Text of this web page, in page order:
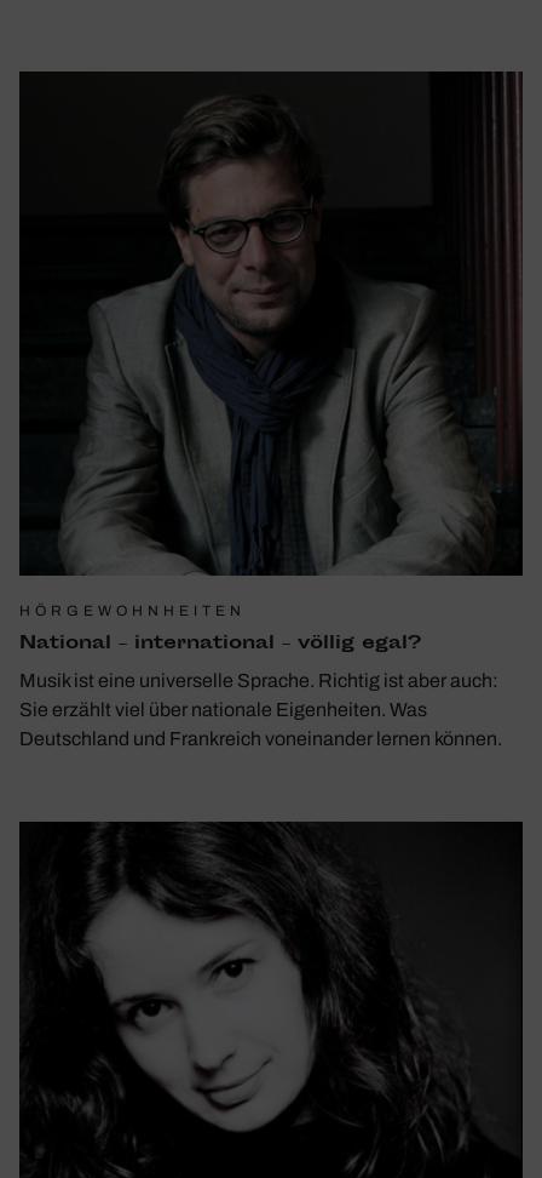
HÖRGEWOHNHEITEN
National – inter­na­tional – völlig egal?
Musik ist eine universelle Sprache. Richtig ist aber auch:
Sie erzählt viel über nationale Eigenheiten. Was
Deutschland und Frankreich voneinander lernen können.